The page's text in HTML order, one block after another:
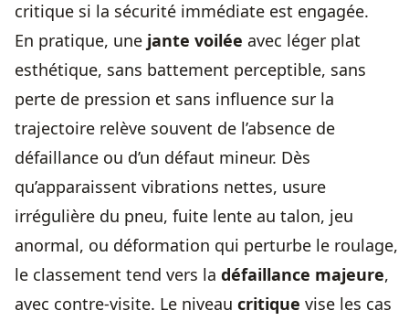
critique si la sécurité immédiate est engagée.
En pratique, une jante voilée avec léger plat
esthétique, sans battement perceptible, sans
perte de pression et sans influence sur la
trajectoire relève souvent de l’absence de
défaillance ou d’un défaut mineur. Dès
qu’apparaissent vibrations nettes, usure
irrégulière du pneu, fuite lente au talon, jeu
anormal, ou déformation qui perturbe le roulage,
le classement tend vers la défaillance majeure,
avec contre-visite. Le niveau critique vise les cas